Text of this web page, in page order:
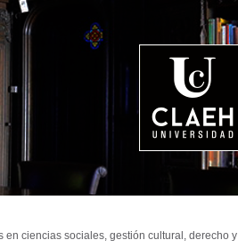
ciencias sociales, gestión cultural, derecho y